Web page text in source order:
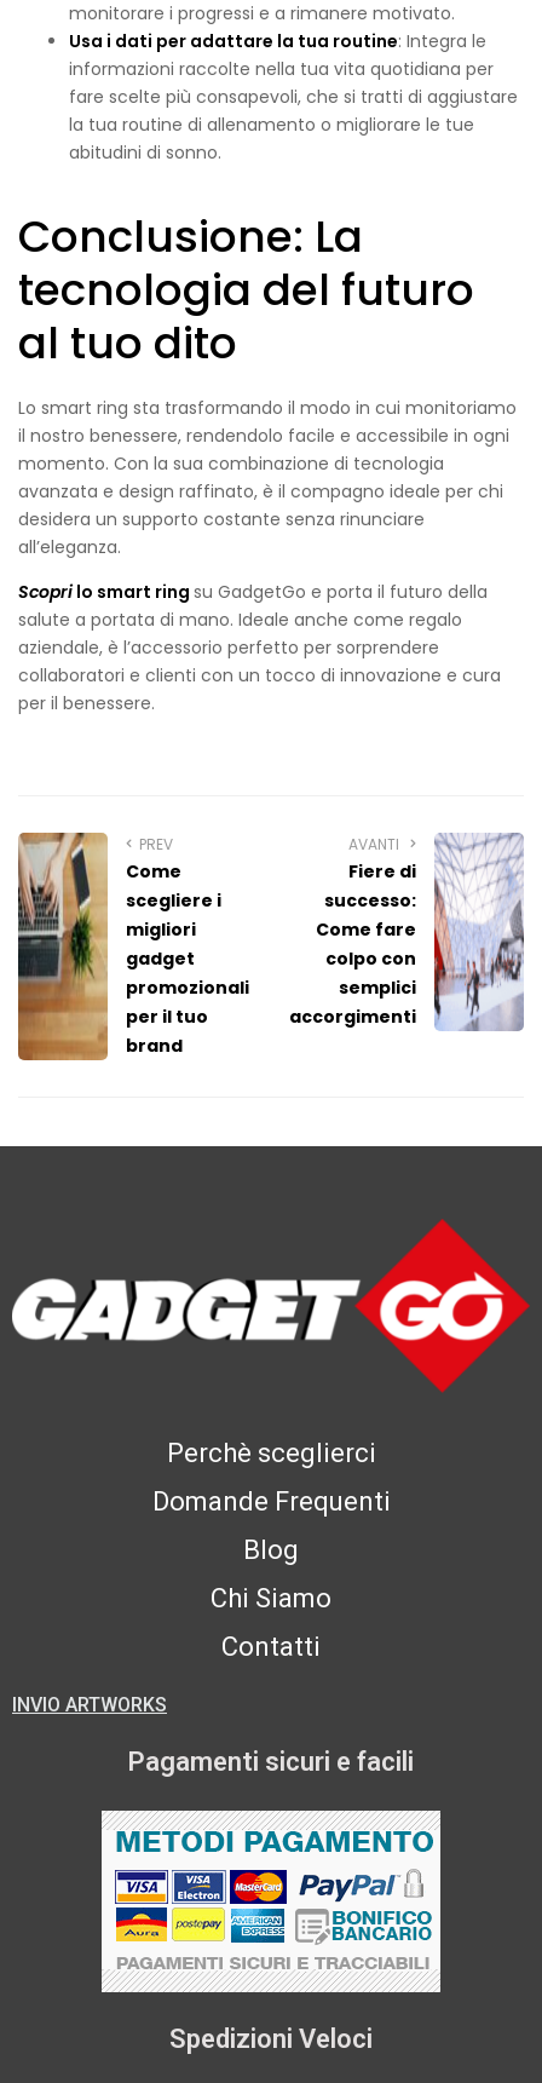
monitorare i progressi e a rimanere motivato.
Usa i dati per adattare la tua routine: Integra le
informazioni raccolte nella tua vita quotidiana per
fare scelte più consapevoli, che si tratti di aggiustare
la tua routine di allenamento o migliorare le tue
abitudini di sonno.
Conclusione: La
tecnologia del futuro
al tuo dito
Lo smart ring sta trasformando il modo in cui monitoriamo
il nostro benessere, rendendolo facile e accessibile in ogni
momento. Con la sua combinazione di tecnologia
avanzata e design raffinato, è il compagno ideale per chi
desidera un supporto costante senza rinunciare
all’eleganza.
Scoprilo smart ring su GadgetGo e porta il futuro della
salute a portata di mano. Ideale anche come regalo
aziendale, è l’accessorio perfetto per sorprendere
collaboratori e clienti con un tocco di innovazione e cura
per il benessere.
PREV
Come
scegliere i
migliori
gadget
promozionali
per il tuo
brand
AVANTI
Fiere di
successo:
Come fare
colpo con
semplici
accorgimenti
Perchè sceglierci
Domande Frequenti
Blog
Chi Siamo
Contatti
INVIO ARTWORKS
Pagamenti sicuri e facili
Spedizioni Veloci